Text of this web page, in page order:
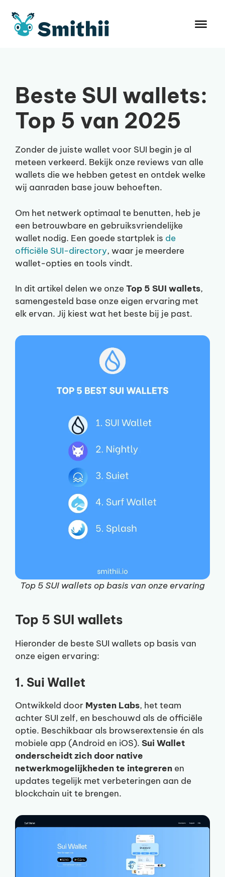
naar
Beste SUI wallets:
Top 5 van 2025
Zonder de juiste wallet voor SUI begin je al
meteen verkeerd. Bekijk onze reviews van alle
wallets die we hebben getest en ontdek welke
wij aanraden base jouw behoeften.
Om het netwerk optimaal te benutten, heb je
een betrouwbare en gebruiksvriendelijke
wallet nodig. Een goede startplek is de
officiële SUI-directory, waar je meerdere
wallet-opties en tools vindt.
In dit artikel delen we onzeTop 5 SUI wallets,
samengesteld base onze eigen ervaring met
elk ervan. Jij kiest wat het beste bij je past.
Top 5 SUI wallets op basis van onze ervaring
Top 5 SUI wallets
Hieronder de beste SUI wallets op basis van
onze eigen ervaring:
1. Sui Wallet
Ontwikkeld door Mysten Labs, het team
achter SUI zelf, en beschouwd als de officiële
optie. Beschikbaar als browserextensie én als
mobiele app (Android en iOS). Sui Wallet
onderscheidt zich door native
netwerkmogelijkheden te integreren en
updates tegelijk met verbeteringen aan de
blockchain uit te brengen.